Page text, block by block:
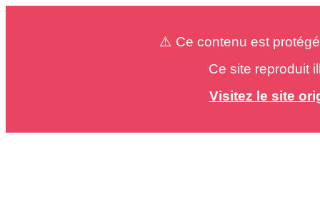
⚠️ Ce contenu est
Ce site reproduit
Visitez le site